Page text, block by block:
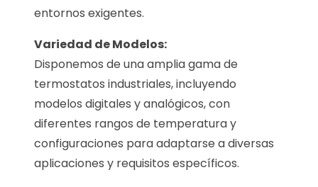
entornos exigentes.
Variedad de Modelos:
Disponemos de una amplia gama de
termostatos industriales, incluyendo
modelos digitales y analógicos, con
diferentes rangos de temperatura y
configuraciones para adaptarse a diversas
aplicaciones y requisitos específicos.